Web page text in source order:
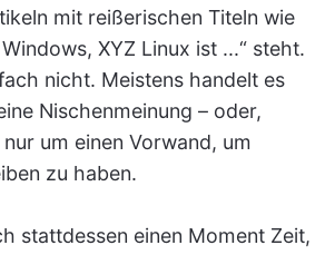
mit reißerischen Titeln wie
Windows, XYZ Linux ist ...“ steht.
nicht. Meistens handelt es
Nischenmeinung – oder,
um einen Vorwand, um
zu haben.
stattdessen einen Moment Zeit,